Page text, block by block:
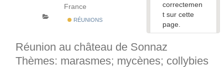
correctemen
t sur cette
page.
appartient ?
France
RÉUNIONS
Réunion au château de Sonnaz
Thèmes: marasmes; mycènes; collybies